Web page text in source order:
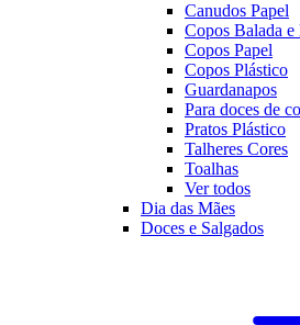
Canudos Papel
Copos Balada e
Copos Papel
Copos Plástico
Guardanapos
Para doces de
Pratos Plástico
Talheres Cores
Toalhas
Ver todos
Dia das Mães
Doces e Salgados